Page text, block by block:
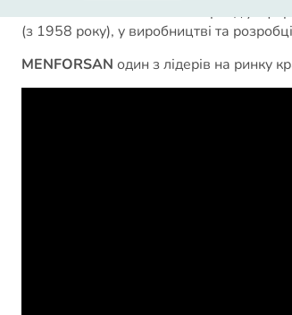
– еталонний бренд у
(з 1958 року), у виробництві та
MENFORSAN один з лідерів на ринку